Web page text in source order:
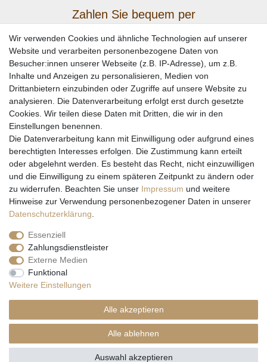
Zahlen Sie bequem per
Wir versenden mit
* Alle Preise inkl. gesetzl. Mehrwertsteuer zzgl. Versandkosten und ggf.
Nachnahmegebühren, wenn nicht anders beschrieben
Länder
hier
© Copyright 2026 Natur & Trendshop. Alle Rechte vorbehalten.
Wir verwenden Cookies und ähnliche Technologien auf unserer
Website und verarbeiten personenbezogene Daten von
Besucher:innen unserer Webseite (z.B. IP-Adresse), um z.B.
Inhalte und Anzeigen zu personalisieren, Medien von
Drittanbietern einzubinden oder Zugriffe auf unsere Website zu
analysieren. Die Datenverarbeitung erfolgt erst durch gesetzte
Cookies. Wir teilen diese Daten mit Dritten, die wir in den
Einstellungen benennen.
Die Datenverarbeitung kann mit Einwilligung oder aufgrund eines
berechtigten Interesses erfolgen. Die Zustimmung kann erteilt
oder abgelehnt werden. Es besteht das Recht, nicht einzuwilligen
und die Einwilligung zu einem späteren Zeitpunkt zu ändern oder
zu widerrufen. Beachten Sie unser Impressum und weitere
Hinweise zur Verwendung personenbezogener Daten in unserer
Daten­schutz­erklärung
Essenziell
Zahlungsdienstleister
Externe Medien
Funktional
Weitere Einstellungen
Alle akzeptieren
Alle ablehnen
Auswahl akzeptieren